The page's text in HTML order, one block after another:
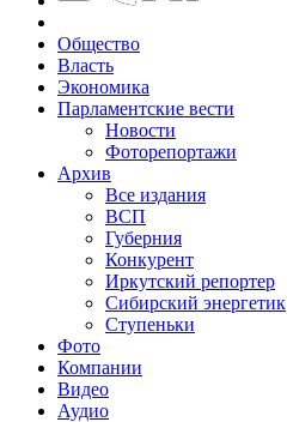
Общество
Власть
Экономика
Парламентские вести
Новости
Фоторепортажи
Архив
Все издания
ВСП
Губерния
Конкурент
Иркутский репортер
Сибирский энергетик
Ступеньки
Фото
Компании
Видео
Аудио